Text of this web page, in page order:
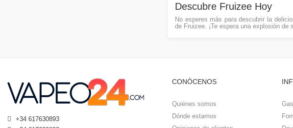
Descubre Fruizee Hoy
No esperes más para descubrir la
de Fruizee. ¡Te espera una explosión de
+34 617630893
CONÓCENOS
Quiénes somos
Dónde estamos